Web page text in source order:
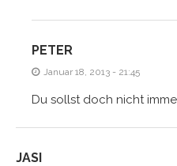
PETER
Januar 18, 2013 - 21:45
Du sollst doch nicht
JASI